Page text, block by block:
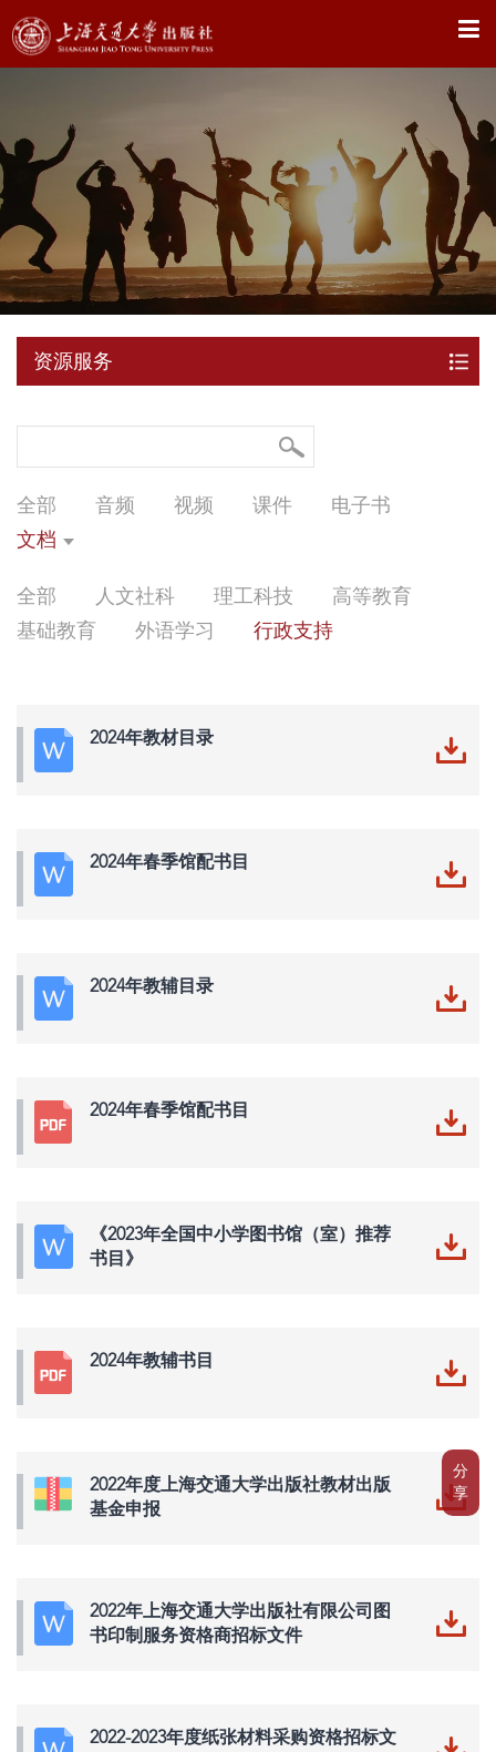
X
分
享
资源服务
全部 音频 视频 课件
电子书
文档
全部 人文社科 理工科技
高等教育
基础教育
外语学习 行政支持
2024年教材目录
2024年春季馆配书目
2024年教辅目录
2024年春季馆配书目
《2023年全国中小学图书馆（室）推荐
书目》
2024年教辅书目
2022年度上海交通大学出版社教材出版
基金申报
2022年上海交通大学出版社有限公司图
书印制服务资格商招标文件
2022-2023年度纸张材料采购资格招标文